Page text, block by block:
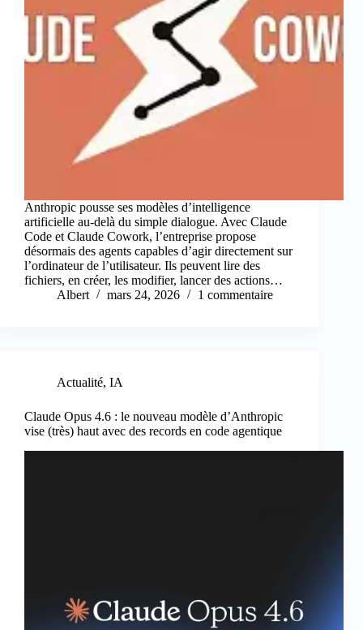
Anthropic pousse ses modèles d’intelligence
artificielle au-delà du simple dialogue. Avec Claude
Code et Claude Cowork, l’entreprise propose
désormais des agents capables d’agir directement sur
l’ordinateur de l’utilisateur. Ils peuvent lire des
fichiers, en créer, les modifier, lancer des actions…
Albert
mars 24, 2026 1 commentaire
Actualité, IA
Claude Opus 4.6 : le nouveau modèle d’Anthropic
vise (très) haut avec des records en code agentique